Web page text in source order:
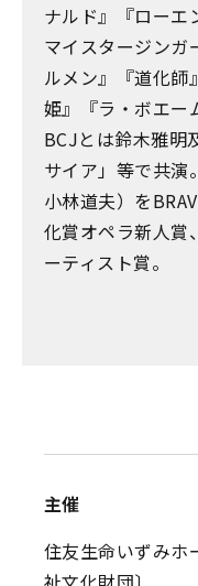
ナルド』『ローエ
マイスタージンガ
ルメン』『道化師
姫』『ラ・ボエー
BCJとは鈴木雅明
サイア」等で共演
小林道夫）を
化賞オペラ新人賞
ーティスト賞。
主催
住友生命いずみホ